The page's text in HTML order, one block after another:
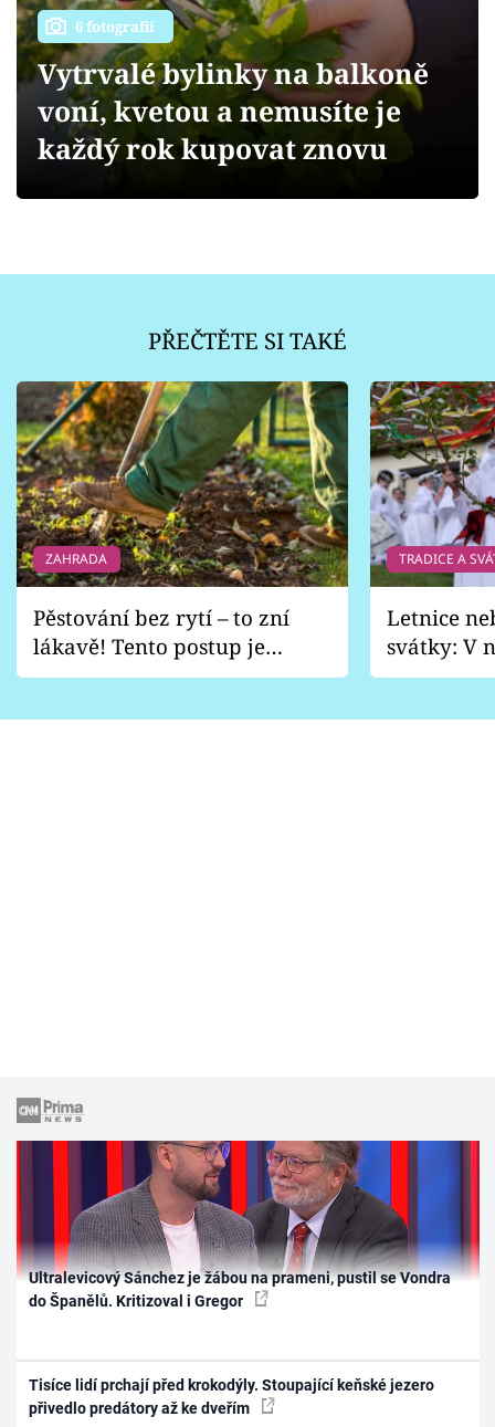
Přihlášení
Sledujte nás
6 fotografií
Vytrvalé bylinky na balkoně
voní, kvetou a nemusíte je
každý rok kupovat znovu
PŘEČTĚTE SI TAKÉ
ZAHRADA
Pěstování bez rytí – to zní
lákavě! Tento postup je
vhodný jen pro některé
TRADICE A
Letnice
svátky: V
pondělí
Ultralevicový Sánchez je žábou na prameni, pustil se Vondra
do Španělů. Kritizoval i Gregor
Tisíce lidí prchají před krokodýly. Stoupající keňské jezero
přivedlo predátory až ke dveřím